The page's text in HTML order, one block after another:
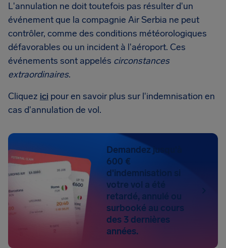
L'annulation ne doit toutefois pas résulter d'un
événement que la compagnie Air Serbia ne peut
contrôler, comme des conditions météorologiques
défavorables ou un incident à l'aéroport. Ces
événements sont appelés circonstances
extraordinaires.
Cliquez ici pour en savoir plus sur l'indemnisation en
cas d'annulation de vol.
Demandez jusqu'à
600 €
d'indemnisation si
votre vol a été
retardé, annulé ou
surbooké au cours
des 3 dernières
années.